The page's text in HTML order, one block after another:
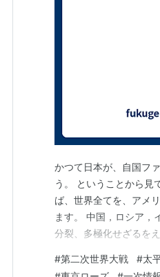
かつて日本が、自国フ
う。 ということから見
ば、世界全てを、アメ
ます。 中国，ロシア，
分裂、多極化せざるを
くを使えないものだと
#第二次世界大戦 #太